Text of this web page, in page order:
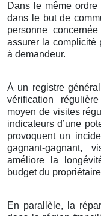
Dans le même ordre
dans le but de
personne
assurer la complicité
à demandeur.
À un registre
vérification
moyen de visites
indicateurs d’une
provoquent un
gagnant-gagnant,
améliore la
budget du
En parallèle, la